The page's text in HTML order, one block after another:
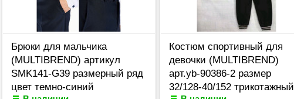
Брюки для мальчика
(MULTIBREND) артикул
SMK141-G39 размерный ряд
цвет темно-синий
Костюм спортивный для
девочки (MULTIBREND)
арт.yb-90386-2 размер
32/128-40/152 трикотажный